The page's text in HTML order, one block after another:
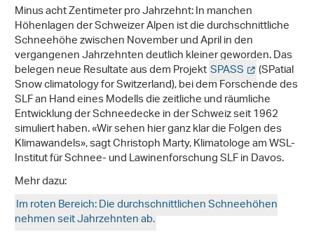
Minus acht Zentimeter pro Jahrzehnt: In manchen
Höhenlagen der Schweizer Alpen ist die durchschnittliche
Schneehöhe zwischen November und April in den
vergangenen Jahrzehnten deutlich kleiner geworden. Das
belegen neue Resultate aus dem ProjektSPASS (SPatial
Snow climatology for Switzerland), bei dem Forschende des
SLF an Hand eines Modells die zeitliche und räumliche
Entwicklung der Schneedecke in der Schweiz seit 1962
simuliert haben. «Wir sehen hier ganz klar die Folgen des
Klimawandels», sagt Christoph Marty, Klimatologe am WSL-
Institut für Schnee- und Lawinenforschung SLF in Davos.
Mehr dazu:
Im roten Bereich: Die durchschnittlichen Schneehöhen
nehmen seit Jahrzehnten ab.